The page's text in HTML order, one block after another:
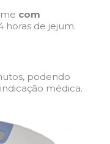
com
horas de jejum.
podendo
médica.